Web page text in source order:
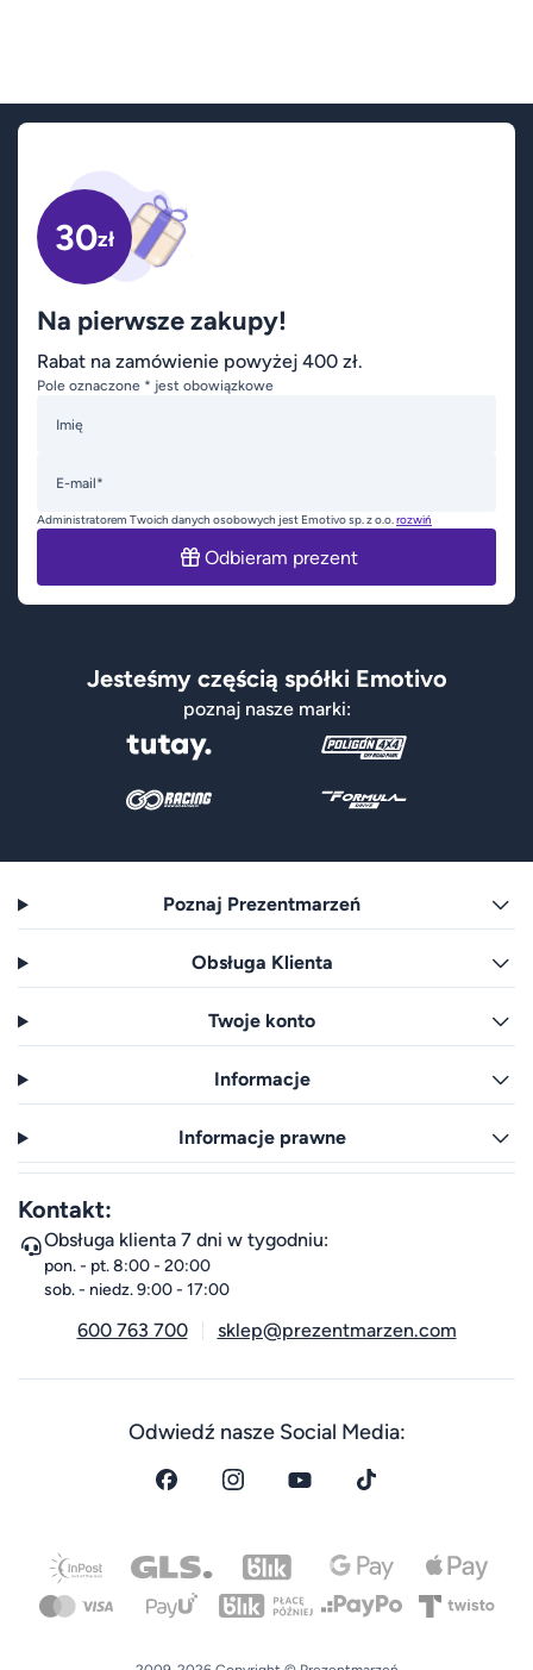
30zł
Na pierwsze zakupy!
Rabat na zamówienie powyżej 400 zł.
Pole oznaczone * jest obowiązkowe
Imię
E-mail*
Administratorem Twoich danych osobowych jest Emotivo sp. z o.o.rozwiń
Odbieram prezent
Jesteśmy częścią spółki Emotivo
poznaj nasze marki:
Poznaj Prezentmarzeń
Obsługa Klienta
Twoje konto
Informacje
Informacje prawne
Kontakt:
Obsługa klienta 7 dni w tygodniu:
pon. - pt. 8:00 - 20:00
sob. - niedz. 9:00 - 17:00
600 763 700 sklep@prezentmarzen.com
Odwiedź nasze Social Media: